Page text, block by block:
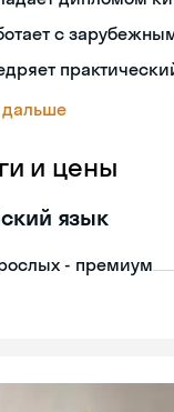
с
дальше
и цены
язык
- премиум